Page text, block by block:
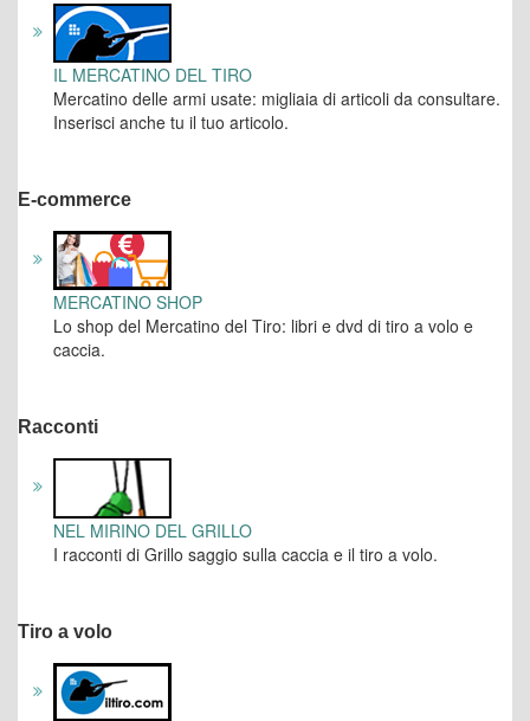
IL MERCATINO DEL TIRO
Mercatino delle armi usate: migliaia di articoli da consultare.
Inserisci anche tu il tuo articolo.
E-commerce
MERCATINO SHOP
Lo shop del Mercatino del Tiro: libri e dvd di tiro a volo e
caccia.
Racconti
NEL MIRINO DEL GRILLO
I racconti di Grillo saggio sulla caccia e il tiro a volo.
Tiro a volo